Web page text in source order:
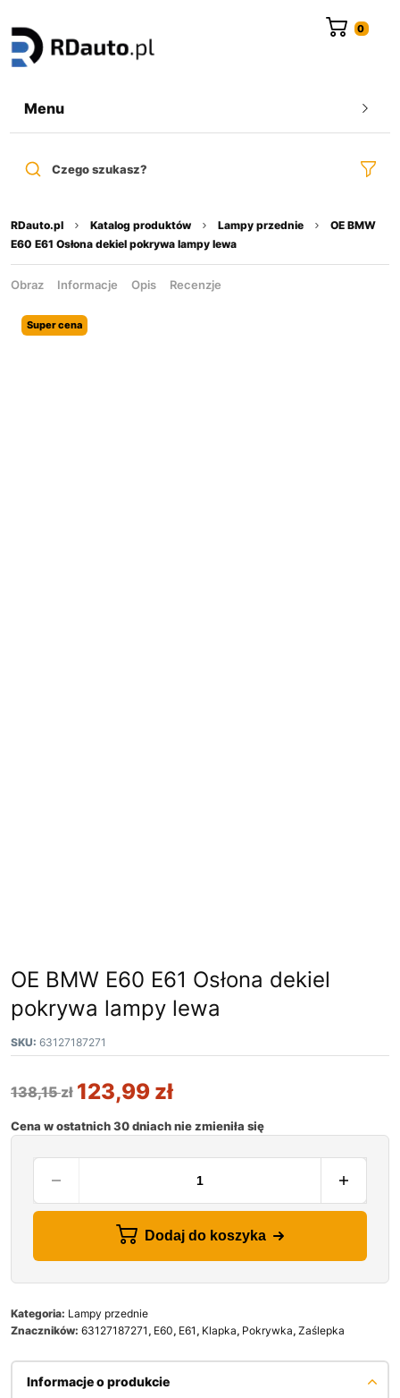
Menu
Czego szukasz?
RDauto.pl Katalog produktów Lampy przednie
OE BMW
E60 E61 Osłona dekiel pokrywa lampy lewa
Obraz Informacje Opis Recenzje
Super cena
OE BMW E60 E61 Osłona dekiel
pokrywa lampy lewa
SKU: 63127187271
138,15zł 123,99 zł
Cena w ostatnich 30 dniach nie zmieniła się
Dodaj do koszyka
Kategoria: Lampy przednie
Znaczników: 63127187271 , E60, E61 , Klapka, Pokrywka, Zaślepka
Informacje o produkcie